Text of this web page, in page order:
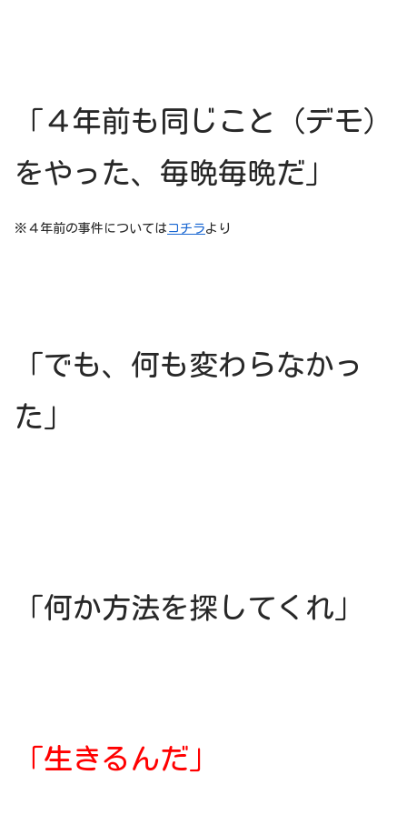
「４年前も同じこと（デモ）
をやった、毎晩毎晩だ」
※４年前の事件については コチラより
「でも、何も変わらなかっ
た」
「何か方法を探してくれ」
「生きるんだ」